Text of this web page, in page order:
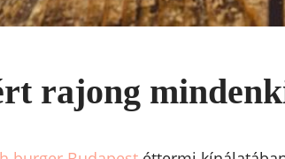
rajong